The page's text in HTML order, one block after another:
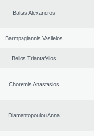
Baltas Alexandros
Barmpagiannis Vasileios
Bellos Triantafyllos
Choremis Anastasios
Diamantopoulou Anna